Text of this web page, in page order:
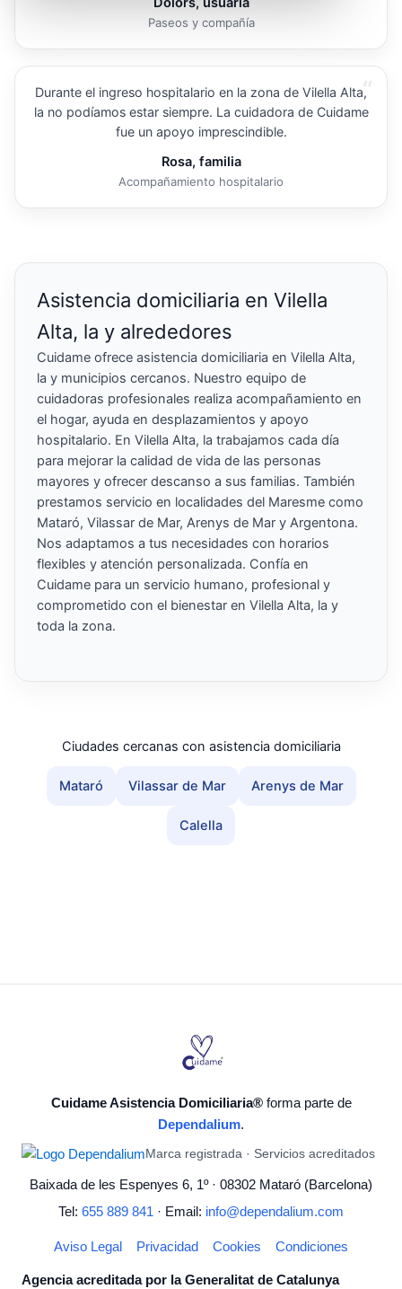
Paseos y compañía
“
Durante el ingreso hospitalario en la zona de Vilella Alta,
la no podíamos estar siempre. La cuidadora de Cuidame
fue un apoyo imprescindible.
Rosa, familia
Acompañamiento hospitalario
Asistencia domiciliaria en Vilella
Alta, la y alrededores
Cuidame ofrece asistencia domiciliaria en Vilella Alta,
la y municipios cercanos. Nuestro equipo de
cuidadoras profesionales realiza acompañamiento en
el hogar, ayuda en desplazamientos y apoyo
hospitalario. En Vilella Alta, la trabajamos cada día
para mejorar la calidad de vida de las personas
mayores y ofrecer descanso a sus familias. También
prestamos servicio en localidades del Maresme como
Mataró, Vilassar de Mar, Arenys de Mar y Argentona.
Nos adaptamos a tus necesidades con horarios
flexibles y atención personalizada. Confía en
Cuidame para un servicio humano, profesional y
comprometido con el bienestar en Vilella Alta, la y
toda la zona.
Ciudades cercanas con asistencia domiciliaria
Mataró Vilassar de Mar Arenys de Mar
Calella
Cuidame Asistencia Domiciliaria®forma parte de
Dependalium.
Marca registrada · Servicios acreditados
Baixada de les Espenyes 6, 1º · 08302 Mataró (Barcelona)
Tel: 655 889 841 · Email: info@dependalium.com
Aviso Legal Privacidad Cookies Condiciones
Agencia acreditada por la Generalitat de Catalunya